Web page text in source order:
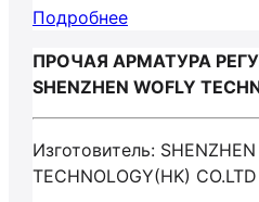
Подробнее
ПРОЧАЯ АРМАТУРА
SHENZHEN WOFLY
Изготовитель: SHENZHEN
TECHNOLOGY(HK) CO.LTD